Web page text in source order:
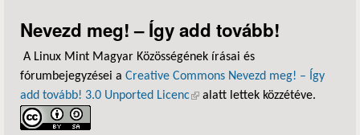
Nevezd meg! – Így add tovább!
A Linux Mint Magyar Közösségének írásai és
fórumbejegyzései a Creative Commons Nevezd meg! – Így
add tovább! 3.0 Unported Licenc(külső hivatkozás)
alatt lettek közzétéve.